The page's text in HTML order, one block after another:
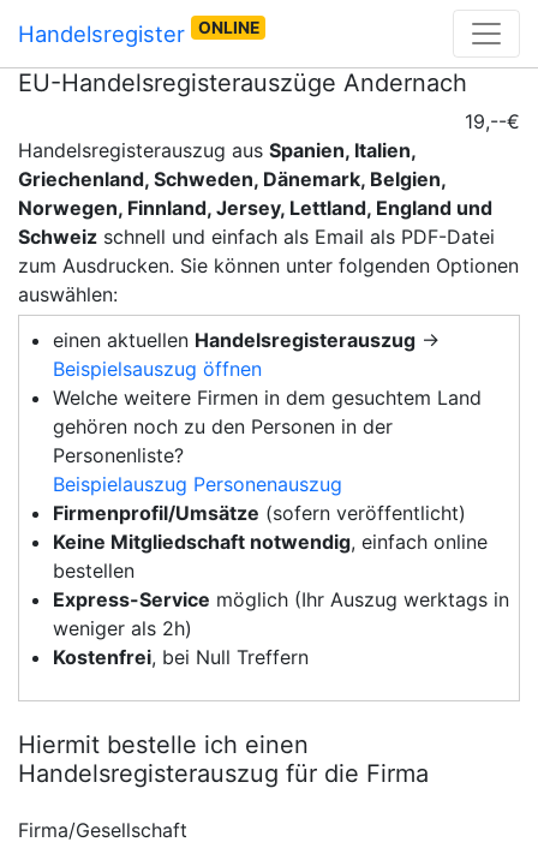
Handelsregister ONLINE
EU-Handelsregisterauszüge Andernach
19,--€
Handelsregisterauszug aus Spanien, Italien,
Griechenland, Schweden, Dänemark, Belgien,
Norwegen, Finnland, Jersey, Lettland, England und
Schweiz schnell und einfach als Email als PDF-Datei
zum Ausdrucken. Sie können unter folgenden Optionen
auswählen:
einen aktuellen Handelsregisterauszug →
Beispielsauszug öffnen
Welche weitere Firmen in dem gesuchtem Land
gehören noch zu den Personen in der
Personenliste?
Beispielauszug Personenauszug
Firmenprofil/Umsätze (sofern veröffentlicht)
Keine Mitgliedschaft notwendig, einfach online
bestellen
Express-Service möglich (Ihr Auszug werktags in
weniger als 2h)
Kostenfrei, bei Null Treffern
Hiermit bestelle ich einen
Handelsregisterauszug für die Firma
Firma/Gesellschaft